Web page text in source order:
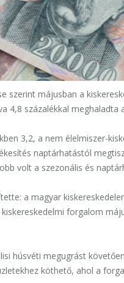
szerint májusban a
4,8 százalékkal meghaladta
3,2, a nem élelmiszer-
naptárhatástól
volt a szezonális és
a magyar
forgalom
húsvéti megugrást
köthető, ahol a